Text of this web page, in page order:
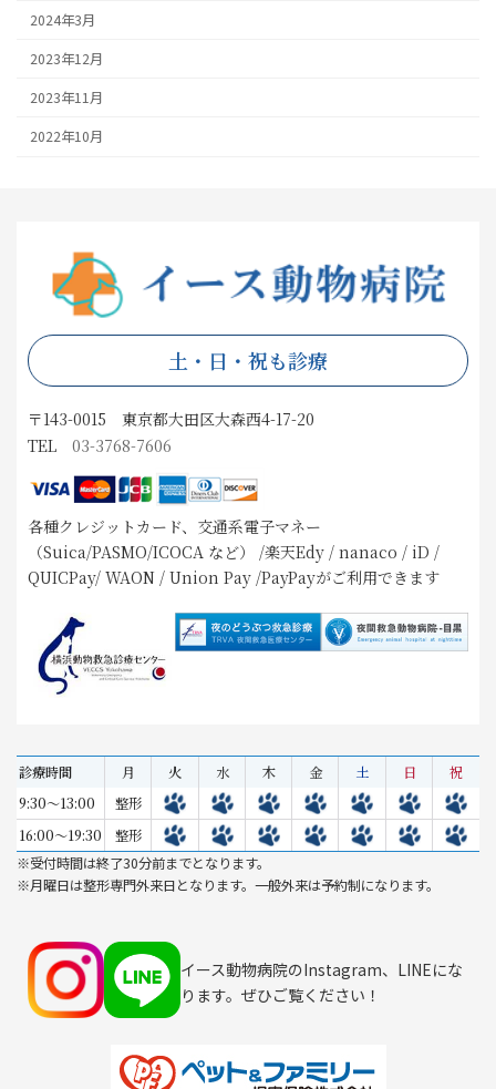
2024年3月
2023年12月
2023年11月
2022年10月
土・日・祝も診療
〒143-0015 東京都大田区大森西4-17-20
TEL 03-3768-7606
各種クレジットカード、交通系電子マネー
（Suica/PASMO/ICOCA など） /楽天Edy / nanaco / iD /
QUICPay/ WAON / Union Pay /PayPayがご利用できます
診療時間 月 火 水 木 金 土 日
祝
9:30～13:00
整形
16:00～19:30
整形
※受付時間は終了30分前までとなります。
※月曜日は整形専門外来日となります。一般外来は予約制になります。
イース動物病院のInstagram、LINEにな
ります。ぜひご覧ください！